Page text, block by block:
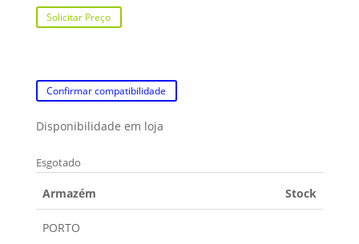
Solicitar Preço
Confirmar compatibilidade
Disponibilidade em loja
Esgotado
Armazém Stock
PORTO